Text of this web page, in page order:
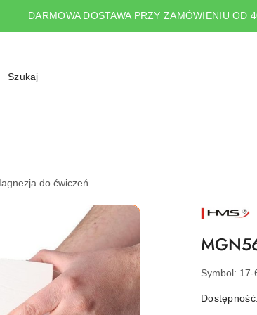
DARMOWA DOSTAWA PRZY ZAMÓWIENIU OD
do ćwiczeń
NAZWA
Symbol: 17-
Dostępność: